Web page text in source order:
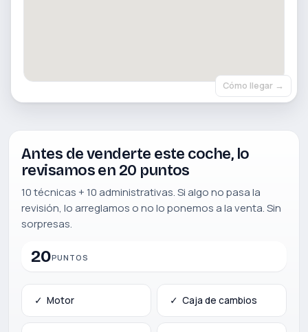
Cómo llegar →
Antes de venderte este coche, lo
revisamos en 20 puntos
10 técnicas + 10 administrativas. Si algo no pasa la
revisión, lo arreglamos o no lo ponemos a la venta. Sin
sorpresas.
20PUNTOS
✓ Motor ✓ Caja de cambios